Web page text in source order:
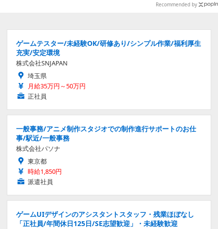
Recommended by
ゲームテスター/未経験OK/研修あり/シンプル作業/福利厚生
充実/安定環境
株式会社SNJAPAN
埼玉県
月給35万円～50万円
正社員
一般事務/アニメ制作スタジオでの制作進行サポートのお仕
事/駅近/一般事務
株式会社パソナ
東京都
時給1,850円
派遣社員
ゲームUIデザインのアシスタントスタッフ・残業ほぼなし
「正社員/年間休日125日/SE志望歓迎」・未経験歓迎